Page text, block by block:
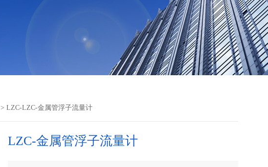
> LZC-LZC-金属管浮子流量计
LZC-金属管浮子流量计